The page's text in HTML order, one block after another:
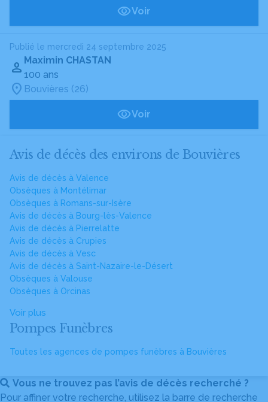
Voir
Publié le mercredi 24 septembre 2025
Maximin CHASTAN
100 ans
Bouvières (26)
Voir
Avis de décès des environs de Bouvières
Avis de décès à Valence
Obsèques à Montélimar
Obsèques à Romans-sur-Isère
Avis de décès à Bourg-lès-Valence
Avis de décès à Pierrelatte
Avis de décès à Crupies
Avis de décès à Vesc
Avis de décès à Saint-Nazaire-le-Désert
Obsèques à Valouse
Obsèques à Orcinas
Voir plus
Pompes Funèbres
Toutes les agences de pompes funèbres à Bouvières
Vous ne trouvez pas l’avis de décès recherché ?
Pour affiner votre recherche, utilisez la barre de recherche